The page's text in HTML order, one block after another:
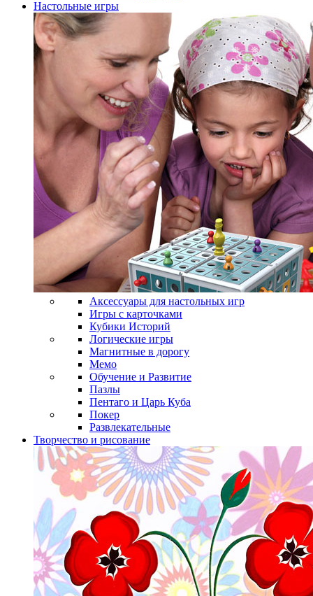
Настольные игры
Аксессуары для настольных игр
Игры с карточками
Кубики Историй
Логические игры
Магнитные в дорогу
Мемо
Обучение и Развитие
Пазлы
Пентаго и Царь Куба
Покер
Развлекательные
Творчество и рисование